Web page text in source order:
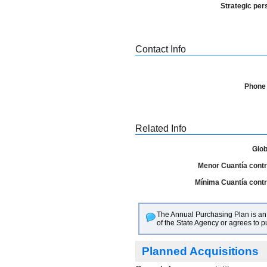
Strategic
Contact Info
Related Info
Menor Cuantía
Mínima Cuantía
The Annual Purchasing Plan is
of the State Agency or agrees to
Planned Acquisitions